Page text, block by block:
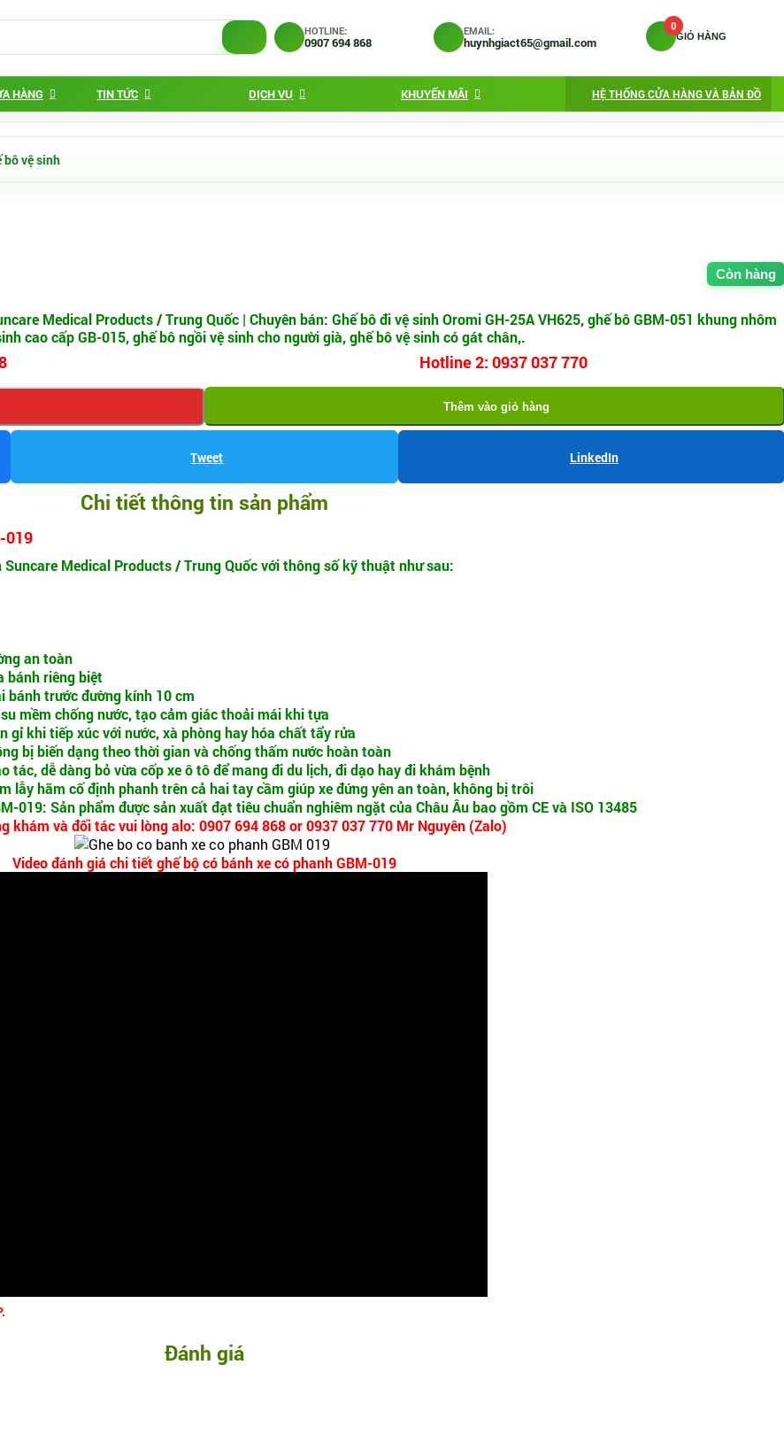
HOTLINE:
0907 694 868
EMAIL:
huynhgiact65@gmail.com
0
GIỎ HÀNG
HÀNG TIN TỨC DỊCH VỤ KHUYẾN MÃI HỆ THỐNG CỬA HÀNG VÀ BẢN ĐỒ
bô vệ sinh
Còn hàng
Medical Products / Trung Quốc | Chuyên bán: Ghế bô đi vệ sinh Oromi GH-25A VH625, ghế bô GBM-051 khung nhôm
cao cấp GB-015, ghế bô ngồi vệ sinh cho người già, ghế bô vệ sinh có gát chân,.
Hotline 2: 0937 037 770
Thêm vào giỏ hàng
Tweet LinkedIn
Chi tiết thông tin sản phẩm
019
Medical Products / Trung Quốc với thông số kỹ thuật như sau:
an toàn
bánh riêng biệt
bánh trước đường kính 10 cm
mềm chống nước, tạo cảm giác thoải mái khi tựa
gỉ khi tiếp xúc với nước, xà phòng hay hóa chất tẩy rửa
bị biến dạng theo thời gian và chống thấm nước hoàn toàn
dễ dàng bỏ vừa cốp xe ô tô để mang đi du lịch, đi dạo hay đi khám bệnh
lẫy hãm cố định phanh trên cả hai tay cầm giúp xe đứng yên an toàn, không bị trôi
019: Sản phẩm được sản xuất đạt tiêu chuẩn nghiêm ngặt của Châu Âu bao gồm CE và ISO 13485
khám và đối tác vui lòng alo: 0907 694 868 or 0937 037 770 Mr Nguyên (Zalo)
Video đánh giá chi tiết ghế bộ có bánh xe có phanh GBM-019
Đánh giá